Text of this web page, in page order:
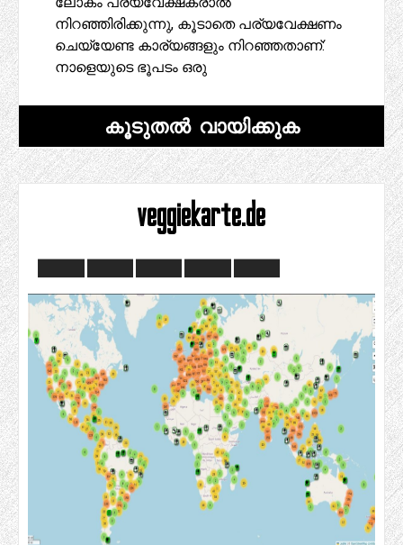
നിറഞ്ഞിരിക്കുന്നു, കൂടാതെ പര്യവേക്ഷണം
ചെയ്യേണ്ട കാര്യങ്ങളും നിറഞ്ഞതാണ്:
നാളെയുടെ ഭൂപടം ഒരു
കൂടുതൽ വായിക്കുക
veggiekarte.de